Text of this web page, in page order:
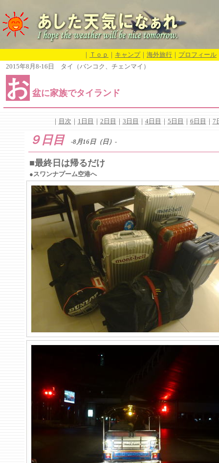
｜ Ｔｏｐ ｜ キャンプ｜ 海外旅行 ｜ プロフィール
2015年8月8-16日 タイ（バンコク、チェンマイ）
お 盆に家族でタイランド
｜ 目次 ｜ 1日目 ｜ 2日目 ｜ 3日目 ｜ 4日目 ｜ 5日目 ｜ 6日目 ｜ 7
９日目 -8月16日（日）-
■最終日は帰るだけ
●スワンナプーム空港へ